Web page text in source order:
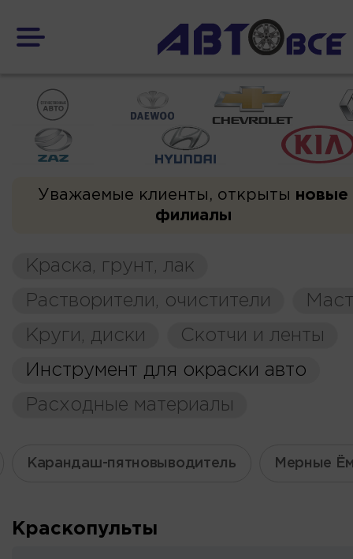
Уважаемые клиенты, открыты новые
филиалы
Краска, грунт, лак
Растворители, очистители
Круги, диски
Скотчи и ленты
Инструмент для окраски авто
Расходные материалы
Карандаш-пятновыводитель Мерные
Краскопульты